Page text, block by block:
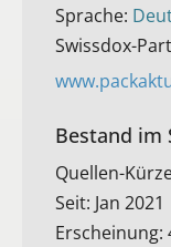
Sprache:
Swissdox-
Bestand im
Quellen-
Seit: Jan 2021
Erscheinung: